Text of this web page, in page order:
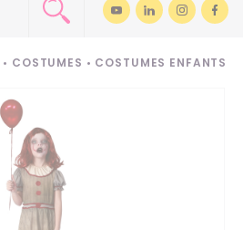
• COSTUMES • COSTUMES ENFANTS